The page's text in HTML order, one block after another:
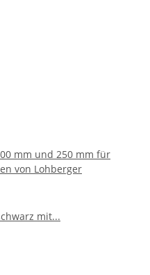
mm und 250 mm für
von Lohberger